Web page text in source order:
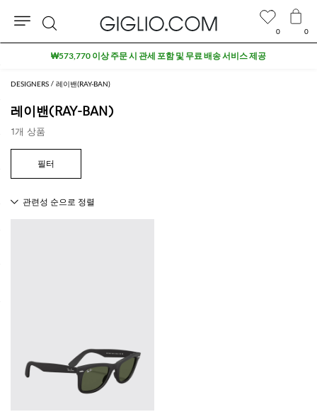
DESIGNERS 레이밴(RAY-BAN)
레이밴(RAY-BAN)
1개 상품
0 0
검
색
₩573,770 이상 주문 시 관세 포함 및 무료 배송 서비스 제공